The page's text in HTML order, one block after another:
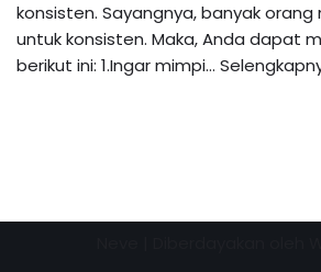
konsisten. Sayangnya, banyak orang
untuk konsisten. Maka, Anda dapat
berikut ini: 1.Ingar mimpi…